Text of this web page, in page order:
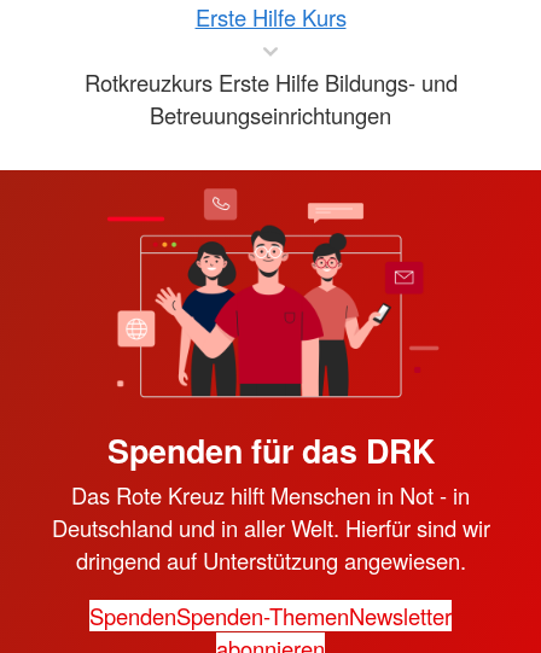
Erste Hilfe Kurs
Rotkreuzkurs Erste Hilfe Bildungs- und
Betreuungseinrichtungen
Spenden für das DRK
Das Rote Kreuz hilft Menschen in Not - in
Deutschland und in aller Welt. Hierfür sind wir
dringend auf Unterstützung angewiesen.
SpendenSpenden-ThemenNewsletter